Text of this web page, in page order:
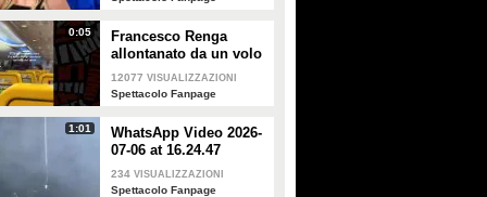
0:05
Francesco Renga
allontanato da un volo
Ryanair dopo una
discussione con gli
12077 VISUALIZZAZIONI
Spettacolo Fanpage
1:01
WhatsApp Video 2026-
07-06 at 16.24.47
234 VISUALIZZAZIONI
Spettacolo Fanpage